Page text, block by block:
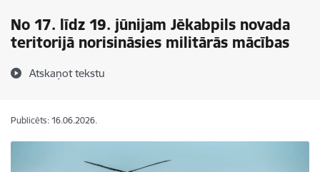
No 17. līdz 19. jūnijam Jēkabpils novada
teritorijā norisināsies militārās mācības
Atskaņot tekstu
Publicēts: 16.06.2026.